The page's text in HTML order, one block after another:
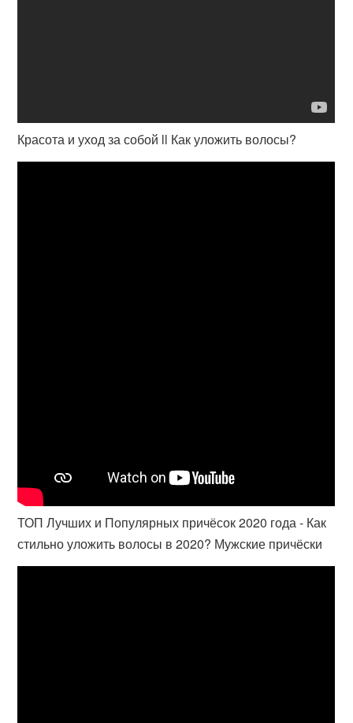
Красота и уход за собой ll Как уложить волосы?
ТОП Лучших и Популярных причёсок 2020 года - Как
стильно уложить волосы в 2020? Мужские причёски